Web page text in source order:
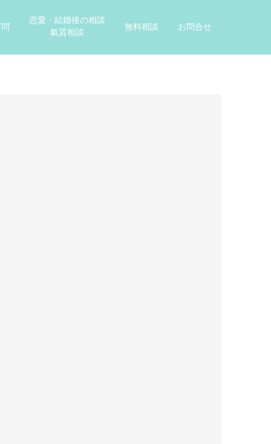
恋愛・結婚後の相談
氣質相談
無料相談 お問合せ